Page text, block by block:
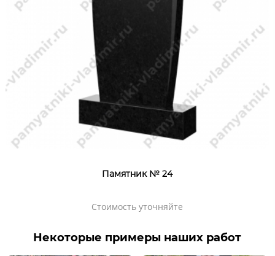
Памятник № 24
Стоимость уточняйте
Некоторые примеры наших работ